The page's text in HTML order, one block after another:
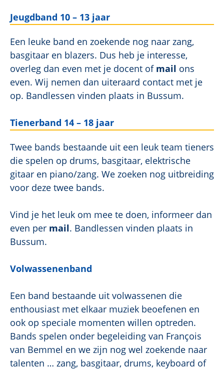
Jeugdband 10 – 13 jaar
Een leuke band en zoekende nog naar zang,
basgitaar en blazers. Dus heb je interesse,
overleg dan even met je docent of mail ons
even. Wij nemen dan uiteraard contact met je
op. Bandlessen vinden plaats in Bussum.
Tienerband 14 – 18 jaar
Twee bands bestaande uit een leuk team tieners
die spelen op drums, basgitaar, elektrische
gitaar en piano/zang. We zoeken nog uitbreiding
voor deze twee bands.
Vind je het leuk om mee te doen, informeer dan
even per mail. Bandlessen vinden plaats in
Bussum.
Volwassenenband
Een band bestaande uit volwassenen die
enthousiast met elkaar muziek beoefenen en
ook op speciale momenten willen optreden.
Bands spelen onder begeleiding van François
van Bemmel en we zijn nog wel zoekende naar
talenten … zang, basgitaar, drums, keyboard of